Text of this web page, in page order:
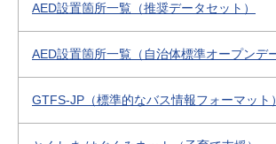
AED設置箇所一覧（推奨データセット）
AED設置箇所一覧（自治体標準オープンデ
GTFS-JP（標準的なバス情報フォーマット）